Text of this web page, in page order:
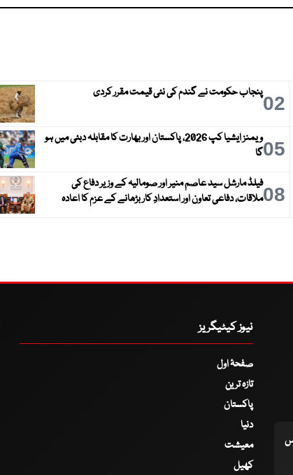
02پنجاب حکومت نے گندم کی نئی قیمت مقرر کردی
05
ویمنز ایشیا کپ 2026، پاکستان اور بھارت کا مقابلہ دبئی میں ہو
گا
08فیلڈ مارشل سید عاصم منیر اور صومالیہ کے وزیر دفاع کی
ملاقات، دفاعی تعاون اور استعدادِ کار بڑھانے کے عزم کا اعادہ
نیوز کیٹیگریز
صفحۂ اول
تازہ ترین
پاکستان
دنیا
معیشت
کھیل